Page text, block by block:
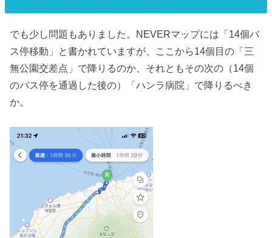
でも少し問題もありました。NEVERマップには「14個バ
ス停移動」と書かれていますが、ここから14個目の「三
無公園交差点」で降りるのか、それともその次の（14個
のバス停を通過した後の）「ハンラ病院」で降りるべき
か。